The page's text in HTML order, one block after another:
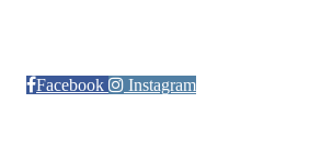
Facebook
Instagram